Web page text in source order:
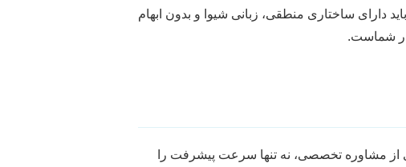
دارای ساختاری منطقی، زبانی شیوا و بدون ابهام
شماست.
از مشاوره تخصصی، نه تنها سرعت پیشرفت را